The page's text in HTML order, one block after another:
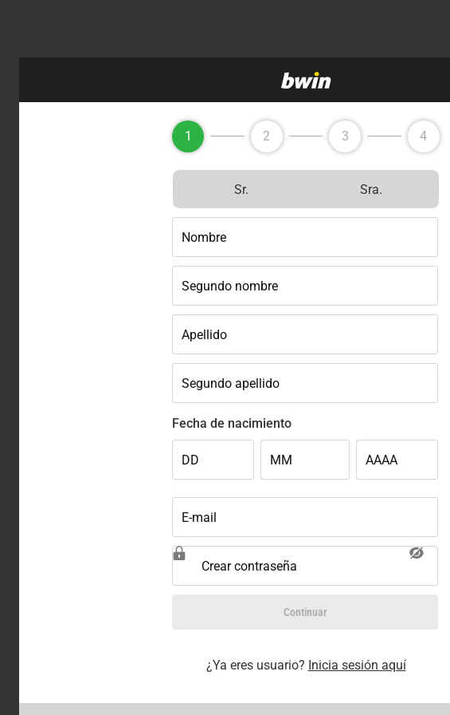
1 2 3 4
Sr. Sra.
Nombre
Segundo nombre
Apellido
Segundo apellido
Fecha de nacimiento
DD MM AAAA
E-mail
Crear contraseña
Continuar
¿Ya eres usuario? Inicia sesión aquí